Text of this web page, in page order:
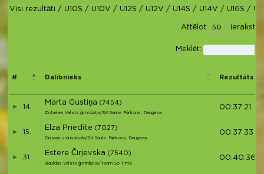
Visi rezultāti / U10S / U10V / U12S / U12V / U14S / U14V / U16S /
Attēlot
Meklēt:
# Dalībnieks Rezultāts
14.
Marta Gustiņa (7454)
Dobeles Valsts ģimnāzija/SK Saule. Pērkons. Daugava.
00:37:21
15.
Elza Priedīte (7027)
Druvas vidusskola/SK Saule. Pērkons. Daugava.
00:37:33
31.
Estere Čirjevska (7540)
Siguldas Valsts ģimnāzija/Team Go Time
00:40:36